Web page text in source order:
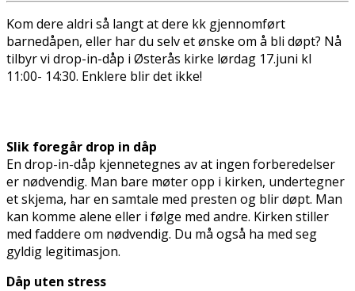
Kom dere aldri så langt at dere fikk gjennomført
barnedåpen, eller har du selv et ønske om å bli døpt? Nå
tilbyr vi drop-in-dåp i Østerås kirke lørdag 17.juni kl
11:00- 14:30. Enklere blir det ikke!
Slik foregår drop in dåp
En drop-in-dåp kjennetegnes av at ingen forberedelser
er nødvendig. Man bare møter opp i kirken, undertegner
et skjema, har en samtale med presten og blir døpt. Man
kan komme alene eller i følge med andre. Kirken stiller
med faddere om nødvendig. Du må også ha med seg
gyldig legitimasjon.
Dåp uten stress